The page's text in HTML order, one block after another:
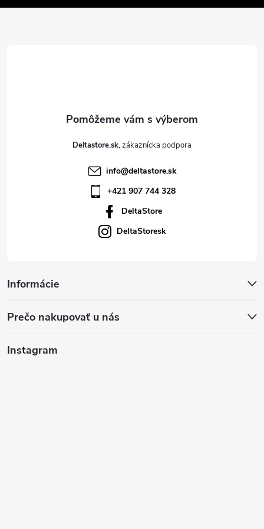
Deltastore.sk
info@deltastore.sk
+421 907 744 328
DeltaStore
DeltaStoresk
Informácie
Prečo nakupovať u nás
Instagram